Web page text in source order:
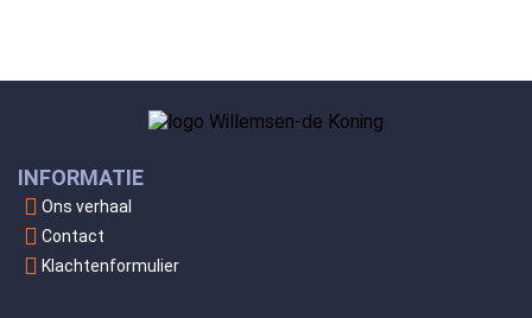
INFORMATIE
Ons verhaal
Contact
Klachtenformulier